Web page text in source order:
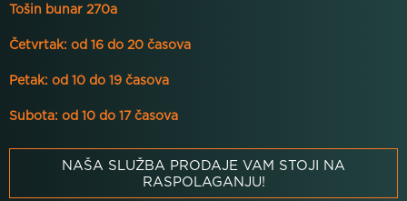
Tošin bunar 270a
Četvrtak: od 16 do 20 časova
Petak: od 10 do 19 časova
Subota: od 10 do 17 časova
NAŠA SLUŽBA PRODAJE VAM STOJI NA
RASPOLAGANJU!